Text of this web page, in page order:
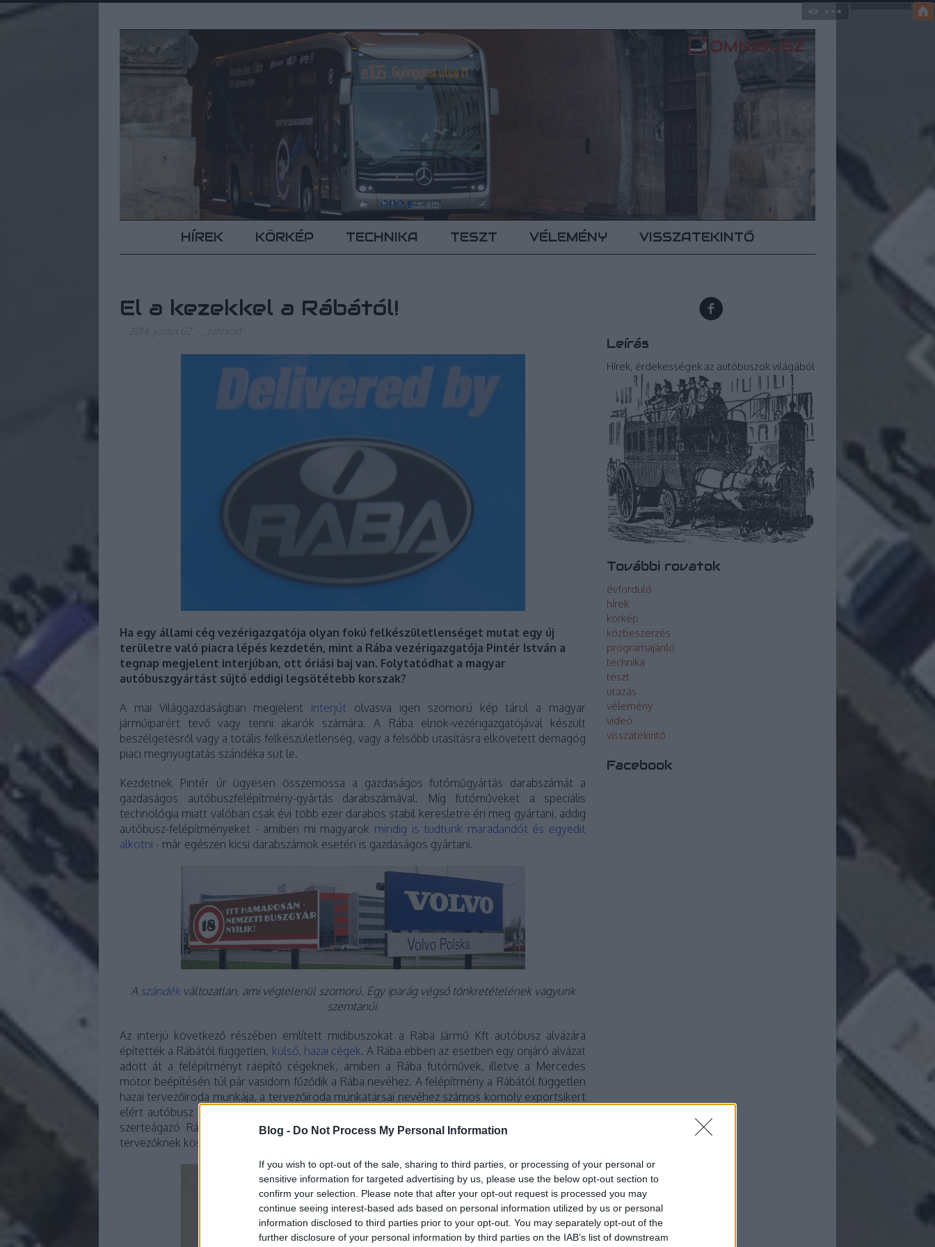
Blog - Do Not Process My Personal Information
If you wish to opt-out of the sale, sharing to third parties, or processing of your personal or
sensitive information for targeted advertising by us, please use the below opt-out section to
confirm your selection. Please note that after your opt-out request is processed you may
continue seeing interest-based ads based on personal information utilized by us or personal
information disclosed to third parties prior to your opt-out. You may separately opt-out of the
further disclosure of your personal information by third parties on the IAB’s list of downstream
HÍREK KÖRKÉP TECHNIKA TESZT VÉLEMÉNY VISSZATEKINTŐ
El a kezekkel a Rábától!
2014. június 02.
Ha egy állami cég vezérigazgatója olyan fokú felkészületlenséget mutat egy új
területre való piacra lépés kezdetén, mint a Rába vezérigazgatója Pintér István a
tegnap megjelent interjúban, ott óriási baj van. Folytatódhat a magyar
autóbuszgyártást sújtó eddigi legsötétebb korszak?
A mai Világgazdaságban megjelent interjút olvasva igen szomorú kép tárul a magyar
járműiparért tevő vagy tenni akarók számára. A Rába elnök-vezérigazgatójával készült
beszélgetésről vagy a totális felkészületlenség, vagy a felsőbb utasításra elkövetett demagóg
piaci megnyugtatás szándéka süt le.
Kezdetnek Pintér úr ügyesen összemossa a gazdaságos futóműgyártás darabszámát a
gazdaságos autóbuszfelépítmény-gyártás darabszámával. Míg futóműveket a speciális
technológia miatt valóban csak évi több ezer darabos stabil keresletre éri meg gyártani, addig
autóbusz-felépítményeket - amiben mi magyarok mindig is tudtunk maradandót és egyedit
alkotni - már egészen kicsi darabszámok esetén is gazdaságos gyártani.
A szándék változatlan, ami végtelenül szomorú. Egy iparág végső tönkretételének vagyunk
szemtanúi.
Az interjú következő részében említett midibuszokat a Rába Jármű Kft autóbusz alvázára
építették a Rábától független, külső, hazai cégek. A Rába ebben az esetben egy önjáró alvázat
adott át a felépítményt ráépítő cégeknek, amiben a Rába futóművek, illetve a Mercedes
motor beépítésén túl pár vasidom fűződik a Rába nevéhez. A felépítmény a Rábától független
hazai tervezőiroda munkája, a tervezőiroda munkatársai nevéhez számos komoly exportsikert
elért autóbusz fűződik. A Rába korábbi saját buszgyártása által szinte lenullázott, korábban
szerteágazó Rába önjáró autóbuszalváz kínálat utolsó mohikánja, ezeknek a lelkes, hazai
tervezőknek köszönheti a túlélését, akiket a Volvóval való paktum egyúttal szembe is köp.
Leírás
Hírek, érdekességek az autóbuszok világából
További rovatok
évforduló
hírek
körkép
közbeszerzés
programajánló
technika
teszt
utazás
vélemény
videó
visszatekintő
Facebook